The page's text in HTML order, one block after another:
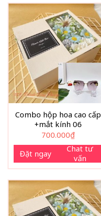
Combo hộp hoa cao cấp
+mắt kính 06
700.000₫
Đặt ngay
Chat tư
vấn